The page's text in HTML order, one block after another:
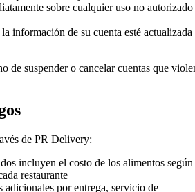
sobre cualquier uso no autorizado
información de su cuenta esté actualizada
de suspender o cancelar cuentas que
de PR Delivery:
incluyen el costo de los alimentos según
restaurante
adicionales por entrega, servicio de